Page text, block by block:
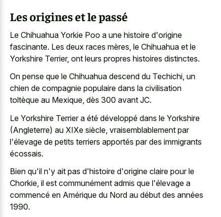
Les origines et le passé
Le Chihuahua Yorkie Poo a une histoire d'origine
fascinante. Les deux races mères, le Chihuahua et le
Yorkshire Terrier, ont leurs propres histoires distinctes.
On pense que le Chihuahua descend du Techichi, un
chien de compagnie populaire dans la civilisation
toltèque au Mexique, dès 300 avant JC.
Le Yorkshire Terrier a été développé dans le Yorkshire
(Angleterre) au XIXe siècle, vraisemblablement par
l'élevage de petits terriers apportés par des immigrants
écossais.
Bien qu'il n'y ait pas d'histoire d'origine claire pour le
Chorkie, il est communément admis que l'élevage a
commencé en Amérique du Nord au début des années
1990.